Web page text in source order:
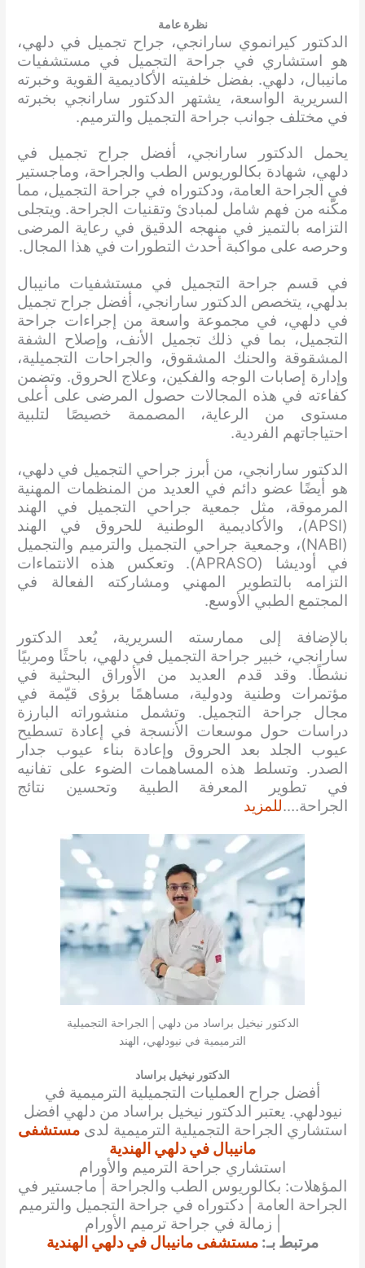
نظرة عامة
الدكتور كيرانموي سارانجي، جراح تجميل في دلهي،
هو استشاري في جراحة التجميل في مستشفيات
مانيبال، دلهي. بفضل خلفيته الأكاديمية القوية وخبرته
السريرية الواسعة، يشتهر الدكتور سارانجي بخبرته
في مختلف جوانب جراحة التجميل والترميم.
يحمل الدكتور سارانجي، أفضل جراح تجميل في
دلهي، شهادة بكالوريوس الطب والجراحة، وماجستير
في الجراحة العامة، ودكتوراه في جراحة التجميل، مما
مكّنه من فهم شامل لمبادئ وتقنيات الجراحة. ويتجلى
التزامه بالتميز في منهجه الدقيق في رعاية المرضى
وحرصه على مواكبة أحدث التطورات في هذا المجال.
في قسم جراحة التجميل في مستشفيات مانيبال
بدلهي، يتخصص الدكتور سارانجي، أفضل جراح تجميل
في دلهي، في مجموعة واسعة من إجراءات جراحة
التجميل، بما في ذلك تجميل الأنف، وإصلاح الشفة
المشقوقة والحنك المشقوق، والجراحات التجميلية،
وإدارة إصابات الوجه والفكين، وعلاج الحروق. وتضمن
كفاءته في هذه المجالات حصول المرضى على أعلى
مستوى من الرعاية، المصممة خصيصًا لتلبية
احتياجاتهم الفردية.
الدكتور سارانجي، من أبرز جراحي التجميل في دلهي،
هو أيضًا عضو دائم في العديد من المنظمات المهنية
المرموقة، مثل جمعية جراحي التجميل في الهند
(APSI)، والأكاديمية الوطنية للحروق في الهند
(NABI)، وجمعية جراحي التجميل والترميم والتجميل
في أوديشا (APRASO). وتعكس هذه الانتماءات
التزامه بالتطوير المهني ومشاركته الفعالة في
المجتمع الطبي الأوسع.
بالإضافة إلى ممارسته السريرية، يُعد الدكتور
سارانجي، خبير جراحة التجميل في دلهي، باحثًا ومربيًا
نشطًا. وقد قدم العديد من الأوراق البحثية في
مؤتمرات وطنية ودولية، مساهمًا برؤى قيّمة في
مجال جراحة التجميل. وتشمل منشوراته البارزة
دراسات حول موسعات الأنسجة في إعادة تسطيح
عيوب الجلد بعد الحروق وإعادة بناء عيوب جدار
الصدر. وتسلط هذه المساهمات الضوء على تفانيه
في تطوير المعرفة الطبية وتحسين نتائج
الجراحة….للمزيد
الدكتور نيخيل براساد من دلهي | الجراحة التجميلية
الترميمية في نيودلهي، الهند
الدكتور نيخيل براساد
أفضل جراح العمليات التجميلية الترميمية في
نيودلهي. يعتبر الدكتور نيخيل براساد من دلهي افضل
استشاري الجراحة التجميلية الترميمية لدى مستشفى
مانيبال في دلهي الهندية
استشاري جراحة الترميم والأورام
المؤهلات: بكالوريوس الطب والجراحة | ماجستير في
الجراحة العامة | دكتوراه في جراحة التجميل والترميم
| زمالة في جراحة ترميم الأورام
مرتبط بـ: مستشفى مانيبال في دلهي الهندية